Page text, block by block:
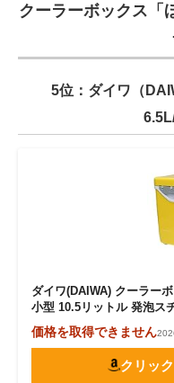
クーラーボックス「
5位：ダイワ（
ダイワ(DAIWA) クーラー
小型 10.5リットル 発泡ス
価格を取得できません
クリッ